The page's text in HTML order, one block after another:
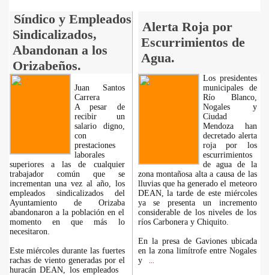
Síndico y Empleados
Sindicalizados,
Abandonan a los
Orizabeños.
Alerta Roja por
Escurrimientos de
Agua.
Juan Santos
Carrera
A pesar de
recibir un
salario digno,
con
prestaciones
laborales
superiores a las de cualquier
trabajador común que se
incrementan una vez al año, los
empleados sindicalizados del
Ayuntamiento de Orizaba
abandonaron a la población en el
momento en que más lo
necesitaron.
Este miércoles durante las fuertes
rachas de viento generadas por el
huracán DEAN, los empleados
Los presidentes
municipales de
Río Blanco,
Nogales y
Ciudad
Mendoza han
decretado alerta
roja por los
escurrimientos
de agua de la
zona montañosa alta a causa de las
lluvias que ha generado el meteoro
DEAN, la tarde de este miércoles
ya se presenta un incremento
considerable de los niveles de los
ríos Carbonera y Chiquito.
En la presa de Gaviones ubicada
en la zona limítrofe entre Nogales
y